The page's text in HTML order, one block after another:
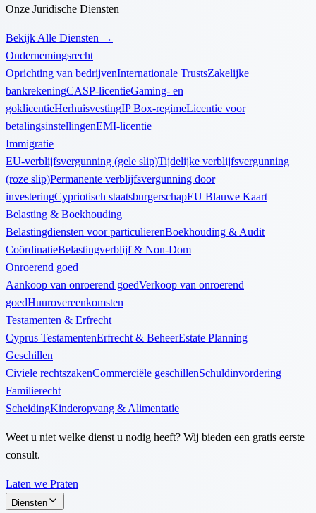
Onze Juridische Diensten
Bekijk Alle Diensten →
Ondernemingsrecht
Oprichting van bedrijvenInternationale TrustsZakelijke
bankrekeningCASP-licentieGaming- en
goklicentieHerhuisvestingIP Box-regimeLicentie voor
betalingsinstellingenEMI-licentie
Immigratie
EU-verblijfsvergunning (gele slip)Tijdelijke verblijfsvergunning
(roze slip)Permanente verblijfsvergunning door
investeringCypriotisch staatsburgerschapEU Blauwe Kaart
Belasting & Boekhouding
Belastingdiensten voor particulierenBoekhouding & Audit
CoördinatieBelastingverblijf & Non-Dom
Onroerend goed
Aankoop van onroerend goedVerkoop van onroerend
goedHuurovereenkomsten
Testamenten & Erfrecht
Cyprus TestamentenErfrecht & BeheerEstate Planning
Geschillen
Civiele rechtszakenCommerciële geschillenSchuldinvordering
Familierecht
ScheidingKinderopvang & Alimentatie
Weet u niet welke dienst u nodig heeft? Wij bieden een gratis eerste
consult.
Laten we Praten
Diensten